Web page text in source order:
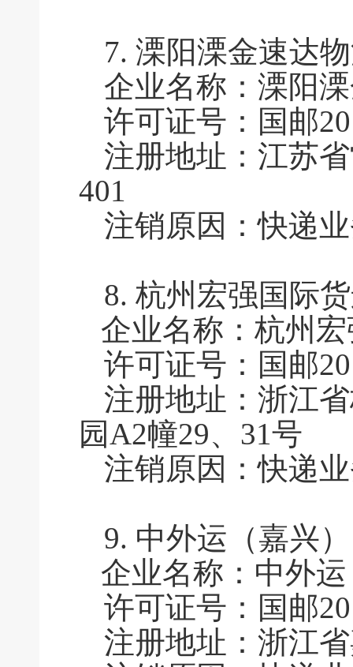
7. 溧阳溧金速达
企业名称：溧阳
许可证号：国邮
注册地址：江苏
401
注销原因：快递
8. 杭州宏强国际
企业名称：杭州
许可证号：国邮
注册地址：浙江
园A2幢29、31号
注销原因：快递
9. 中外运（嘉兴
企业名称：中外
许可证号：国邮
注册地址：浙江